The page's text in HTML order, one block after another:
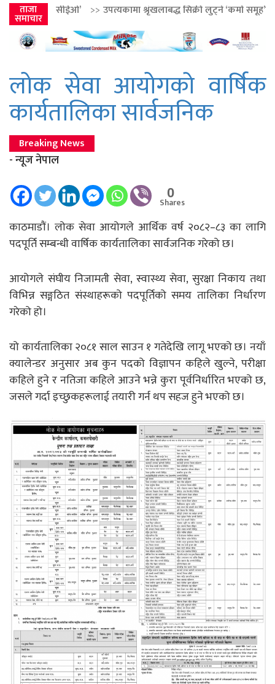
ताजा
समाचार
>>उपत्यकामा श्रृंखलाबद्ध सिक्री लुट्ने ‘कर्मा समूह’का नाइकेसहित पाँच
लोक सेवा आयोगकाे वार्षिक
कार्यतालिका सार्वजनिक
Breaking News
- न्यूज नेपाल
0
Shares
काठमाडौं। लोक सेवा आयोगले आर्थिक वर्ष २०८२–८३ का लागि
पदपूर्ति सम्बन्धी वार्षिक कार्यतालिका सार्वजनिक गरेको छ।
आयोगले संघीय निजामती सेवा, स्वास्थ्य सेवा, सुरक्षा निकाय तथा
विभिन्न सङ्गठित संस्थाहरूको पदपूर्तिको समय तालिका निर्धारण
गरेको हो।
यो कार्यतालिका २०८१ साल साउन १ गतेदेखि लागू भएको छ। नयाँ
क्यालेन्डर अनुसार अब कुन पदको विज्ञापन कहिले खुल्ने, परीक्षा
कहिले हुने र नतिजा कहिले आउने भन्ने कुरा पूर्वनिर्धारित भएको छ,
जसले गर्दा इच्छुकहरूलाई तयारी गर्न थप सहज हुने भएको छ।